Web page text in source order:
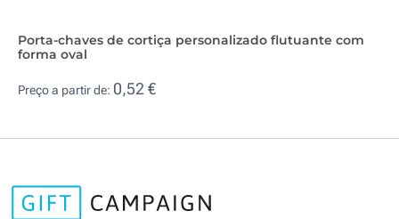
Porta-chaves de cortiça personalizado flutuante com
forma oval
Preço a partir de: 0,52 €